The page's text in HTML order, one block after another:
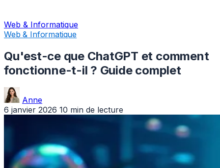
Web & Informatique
Web & Informatique
Qu'est-ce que ChatGPT et comment
fonctionne-t-il ? Guide complet
Anne
6 janvier 2026 10 min de lecture